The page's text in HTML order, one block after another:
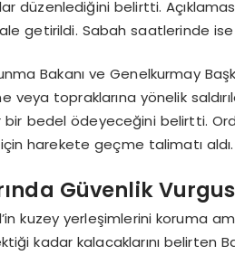
düzenlediğini belirtti.
getirildi. Sabah saatlerinde ise
Bakanı ve Genelkurmay
veya topraklarına yönelik
bir bedel ödeyeceğini belirtti.
harekete geçme talimatı aldı.
Güvenlik
kuzey yerleşimlerini koruma
kadar kalacaklarını belirten